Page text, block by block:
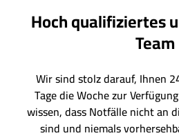
Hoch qualifiziertes
Team
Wir sind stolz darauf, Ihnen
Tage die Woche zur
wissen, dass Notfälle nicht an
sind und niemals